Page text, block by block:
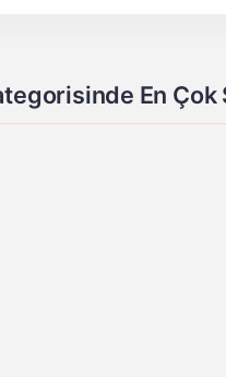
En Çok